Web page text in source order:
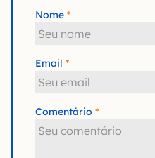
Nome
Email
Comentário